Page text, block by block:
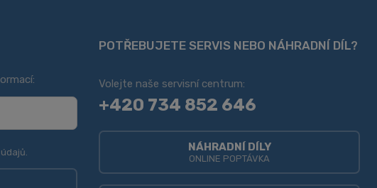
. .
POTŘEBUJETE SERVIS NEBO NÁHRADNÍ DÍL?
Volejte naše servisní centrum:
+420 734 852 646
NÁHRADNÍ DÍLY
ONLINE POPTÁVKA